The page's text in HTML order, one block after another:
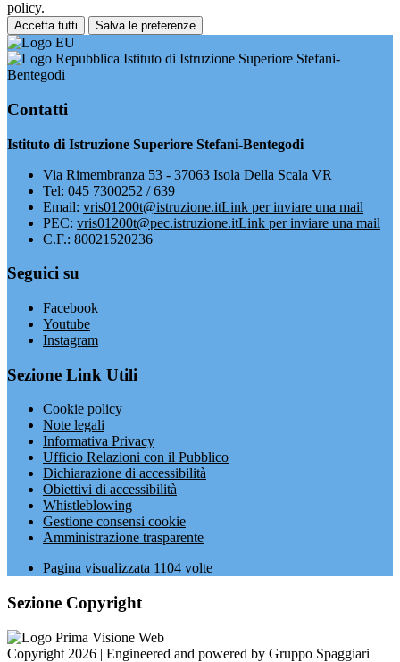
policy.
Accetta tutti Salva le preferenze
Istituto di Istruzione Superiore Stefani-
Bentegodi
Contatti
Istituto di Istruzione Superiore Stefani-Bentegodi
Via Rimembranza 53 - 37063 Isola Della Scala VR
Tel: 045 7300252 / 639
Email: vris01200t@istruzione.itLink per inviare una mail
PEC: vris01200t@pec.istruzione.itLink per inviare una mail
C.F.: 80021520236
Seguici su
Facebook
Youtube
Instagram
Sezione Link Utili
Cookie policy
Note legali
Informativa Privacy
Ufficio Relazioni con il Pubblico
Dichiarazione di accessibilità
Obiettivi di accessibilità
Whistleblowing
Gestione consensi cookie
Amministrazione trasparente
Pagina visualizzata 1104 volte
Sezione Copyright
Copyright 2026 | Engineered and powered by Gruppo Spaggiari